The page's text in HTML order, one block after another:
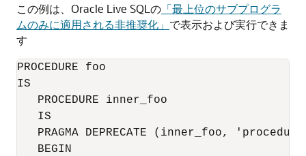
この例は、Oracle Live SQLの 「最上位のサブプログラ
ムのみに適用される非推奨化」 で表示および実行できま
す
PROCEDURE foo
IS
   PROCEDURE inner_foo
   IS
PRAGMA DEPRECATE (inner_foo,
   BEGIN